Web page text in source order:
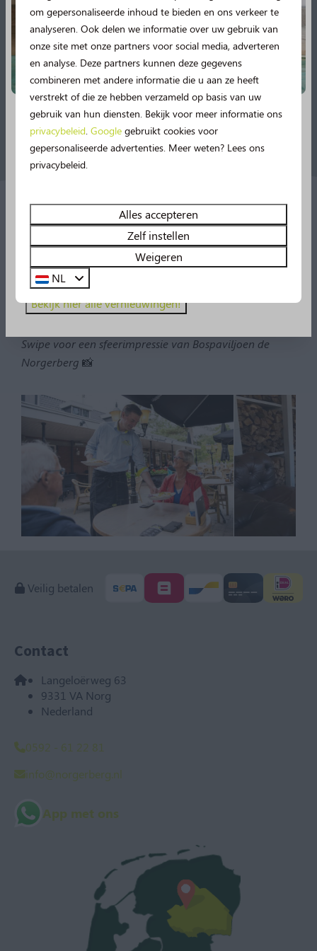
Gemengd bittergarnituur
Optie 2 - Borrel - € 8,50
Nootjes, olijven, kaas en worst
Gemengd bittergarnituur
Diverse luxe hapjes (vis, vlees en vega)
Reserveren of een liever een arrangement
op maat? Neem dan contact met ons op.
Neem contact met ons op!
Swipe voor een sfeerimpressie van Bospaviljoen de
Norgerberg 📸
Veilig betalen
Contact
Langeloërweg 63
9331 VA Norg
Nederland
0592 - 61 22 81
info@norgerberg.nl
App met ons
Nieuw in 2026!
Vanaf deze zomer beleef je nog meer vakantieplezier
zwembad, onze nieuwe49m langewaterglijbaan
én een spetterbadzijn vanaf nu geopend!
Daarnaast beleef je uren speelplezier in de nieuwe
pannakooi en op onze gloednieuwe padelbaan!
Bekijk hier alle vernieuwingen!
om gepersonaliseerde inhoud te bieden en ons verkeer te
analyseren. Ook delen we informatie over uw gebruik van
onze site met onze partners voor social media, adverteren
en analyse. Deze partners kunnen deze gegevens
combineren met andere informatie die u aan ze heeft
verstrekt of die ze hebben verzameld op basis van uw
gebruik van hun diensten. Bekijk voor meer informatie ons
privacybeleid.Google gebruikt cookies voor
gepersonaliseerde advertenties. Meer weten? Lees ons
privacybeleid.
Alles accepteren
Zelf instellen
Weigeren
NL